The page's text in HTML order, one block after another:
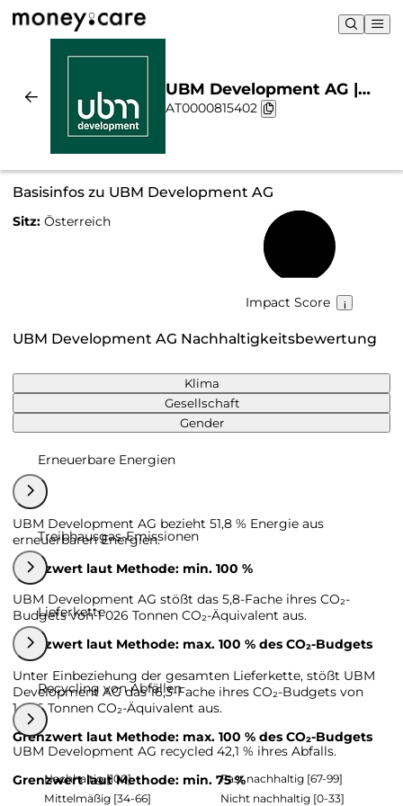
UBM Development AG |
Nachhaltigkeit & Chart
AT0000815402
Basisinfos zu UBM Development AG
Sitz: Österreich
Impact Score
UBM Development AG Nachhaltigkeitsbewertung
Klima
Gesellschaft
Gender
Erneuerbare Energien
UBM Development AG bezieht 51,8 % Energie aus
erneuerbaren Energien.
Grenzwert laut Methode: min. 100 %
Treibhausgas-Emissionen
UBM Development AG stößt das 5,8-Fache ihres CO₂-
Budgets von 1 026 Tonnen CO₂-Äquivalent aus.
Grenzwert laut Methode: max. 100 % des CO₂-Budgets
Lieferkette
Unter Einbeziehung der gesamten Lieferkette, stößt UBM
Development AG das 16,3-Fache ihres CO₂-Budgets von
1 026 Tonnen CO₂-Äquivalent aus.
Grenzwert laut Methode: max. 100 % des CO₂-Budgets
Recycling von Abfällen
UBM Development AG recycled 42,1 % ihres Abfalls.
Grenzwert laut Methode: min. 75 %
Nachhaltig [100]
Fast nachhaltig [67-99]
Mittelmäßig [34-66]
Nicht nachhaltig [0-33]